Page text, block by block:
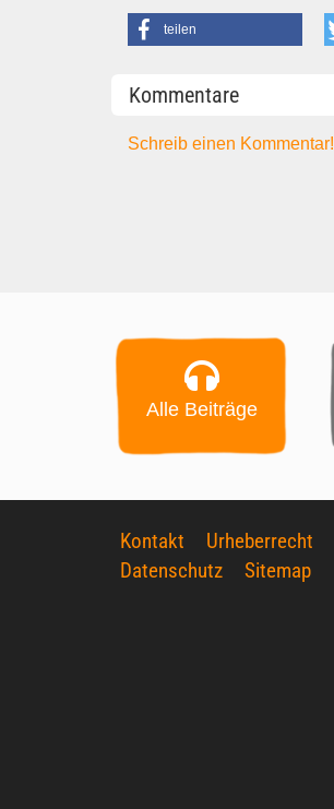
teilen
Kommentare
Schreib einen Kommentar!
Alle Beiträge
Kontakt Urheberrecht
Datenschutz
Sitemap